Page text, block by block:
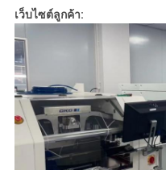
เว็บไซต์ลูกค้า: